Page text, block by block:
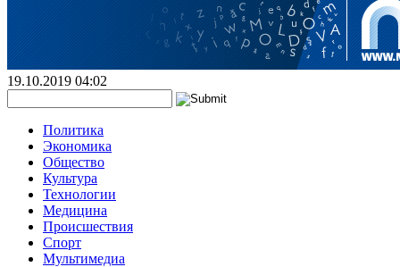
19.10.2019 04:02
Политика
Экономика
Общество
Культура
Технологии
Медицина
Происшествия
Спорт
Мультимедиа